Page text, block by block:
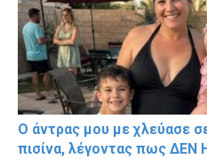
Ο άντρας μου με χλεύασε
πισίνα, λέγοντας πως